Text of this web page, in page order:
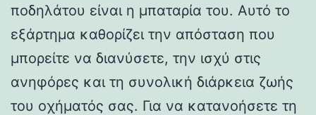
ποδηλάτου είναι η μπαταρία του. Αυτό το
εξάρτημα καθορίζει την απόσταση που
μπορείτε να διανύσετε, την ισχύ στις
ανηφόρες και τη συνολική διάρκεια ζωής
του οχήματός σας. Για να κατανοήσετε τη